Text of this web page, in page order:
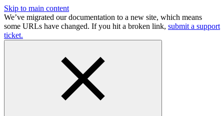
Skip to main content
We’ve migrated our documentation to a new site, which means
some URLs have changed. If you hit a broken link, submit a support
ticket.